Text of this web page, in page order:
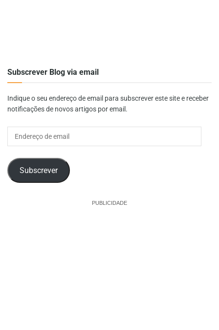
Subscrever Blog via email
Indique o seu endereço de email para subscrever este site e receber
notificações de novos artigos por email.
Subscrever
PUBLICIDADE